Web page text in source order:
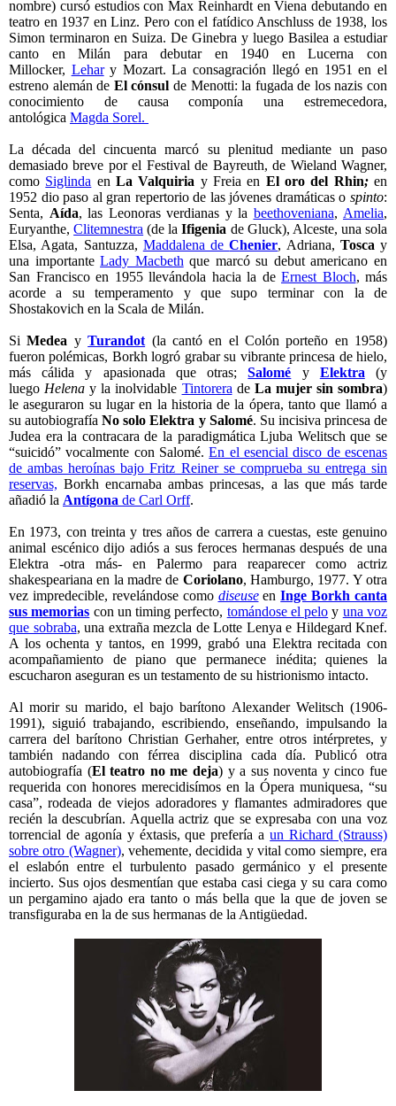
nombre) cursó estudios con Max Reinhardt en Viena debutando en
teatro en 1937 en Linz. Pero con el fatídico Anschluss de 1938, los
Simon terminaron en Suiza. De Ginebra y luego Basilea a estudiar
canto en Milán para debutar en 1940 en Lucerna con
Millocker, Lehary Mozart. La consagración llegó en 1951 en el
estreno alemán de El cónsul de Menotti: la fugada de los nazis con
conocimiento de causa componía una estremecedora,
antológica Magda Sorel.
La década del cincuenta marcó su plenitud mediante un paso
demasiado breve por el Festival de Bayreuth, de Wieland Wagner,
como Siglinda enLa Valquiria y Freia en El oro del Rhin;en
1952 dio paso al gran repertorio de las jóvenes dramáticas o spinto:
Senta, Aída, las Leonoras verdianas y la beethoveniana, Amelia,
Euryanthe,Clitemnestra (de laIfigenia de Gluck), Alceste, una sola
Elsa, Agata, Santuzza, Maddalena deChenier, Adriana, Tosca y
una importanteLady Macbethque marcó su debut americano en
San Francisco en 1955 llevándola hacia la de Ernest Bloch, más
acorde a su temperamento y que supo terminar con la de
Shostakovich en la Scala de Milán.
SiMedea yTurandot (la cantó en el Colón porteño en 1958)
fueron polémicas, Borkh logró grabar su vibrante princesa de hielo,
más cálida y apasionada que otras;Salomé y Elektra(y
luegoHelena y la inolvidable Tintorerade La mujer sin sombra)
le aseguraron su lugar en la historia de la ópera, tanto que llamó a
su autobiografíaNo solo Elektra y Salomé. Su incisiva princesa de
Judea era la contracara de la paradigmática Ljuba Welitsch que se
“suicidó” vocalmente con Salomé.En el esencial disco de escenas
de ambas heroínas bajo Fritz Reiner se comprueba su entrega sin
reservas, Borkh encarnaba ambas princesas, a las que más tarde
añadió la Antígona de Carl Orff.
En 1973, con treinta y tres años de carrera a cuestas, este genuino
animal escénico dijo adiós a sus feroces hermanas después de una
Elektra -otra más- en Palermo para reaparecer como actriz
shakespeariana en la madre de Coriolano, Hamburgo, 1977. Y otra
vez impredecible, revelándose como diseuse enInge Borkh canta
sus memorias con un timing perfecto, tomándose el pelo y una voz
que sobraba, una extraña mezcla de Lotte Lenya e Hildegard Knef.
A los ochenta y tantos, en 1999, grabó una Elektra recitada con
acompañamiento de piano que permanece inédita; quienes la
escucharon aseguran es un testamento de su histrionismo intacto.
Al morir su marido, el bajo barítono Alexander Welitsch (1906-
1991), siguió trabajando, escribiendo, enseñando, impulsando la
carrera del barítono Christian Gerhaher, entre otros intérpretes, y
también nadando con férrea disciplina cada día. Publicó otra
autobiografía (El teatro no me deja) y a sus noventa y cinco fue
requerida con honores merecidisímos en la Ópera muniquesa, “su
casa”, rodeada de viejos adoradores y flamantes admiradores que
recién la descubrían. Aquella actriz que se expresaba con una voz
torrencial de agonía y éxtasis, que prefería aun Richard (Strauss)
sobre otro (Wagner), vehemente, decidida y vital como siempre, era
el eslabón entre el turbulento pasado germánico y el presente
incierto. Sus ojos desmentían que estaba casi ciega y su cara como
un pergamino ajado era tanto o más bella que la que de joven se
transfiguraba en la de sus hermanas de la Antigüedad.